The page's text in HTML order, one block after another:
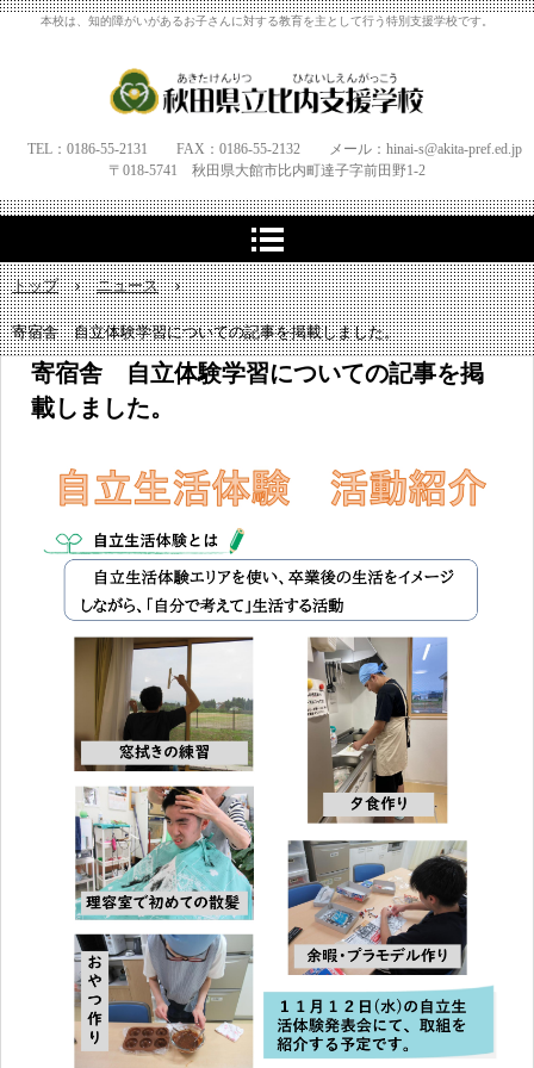
本校は、知的障がいがあるお子さんに対する教育を主として行う特別支援学校です。
TEL：0186-55-2131 FAX：0186-55-2132 メール：hinai-s@akita-pref.ed.jp
〒018-5741 秋田県大館市比内町達子字前田野1‐2
トップ › ニュース ›
寄宿舎 自立体験学習についての記事を掲載しました。
寄宿舎 自立体験学習についての記事を掲
載しました。